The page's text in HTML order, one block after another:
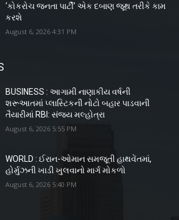
‘કોકરોચ જનતા પાર્ટી’ એક દબાણ જૂથ તરીકે કામ
કરશે
August 6, 2026 4:31 PM
BUSINESS : આગામી નાણાકીય વર્ષની
શરૂઆતમાં પ્લાસ્ટિકની નોટો બહાર પાડવાની
તૈયારીમાં RBI: સંજય મલ્હોત્રા
August 6, 2026 5:55 PM
WORLD : ઈરાન-ઓમાન સમજૂતી હાથવેંતમાં,
હોર્મુઝની ખાડી ખુલવાનો માર્ગ મોકળો
August 6, 2026 5:40 PM